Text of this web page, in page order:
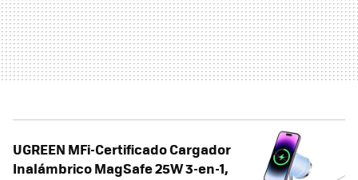
UGREEN MFi-Certificado Cargador
Inalámbrico MagSafe 25W 3-en-1,